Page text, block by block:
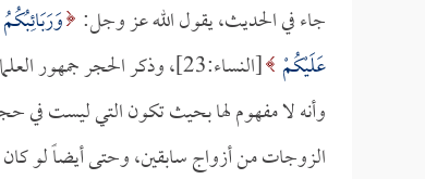
جاء في الحديث، يقول الله عز وجل:
عَلَيْكُمْ
[النساء:23]، وذكر الحجر
وأنه لا مفهوم لها بحيث تكون التي ليست في
الزوجات من أزواج سابقين، وحتى أيضاً لو